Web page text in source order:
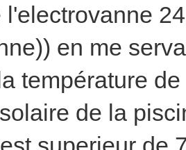
l'electrovanne
en me
température
de la